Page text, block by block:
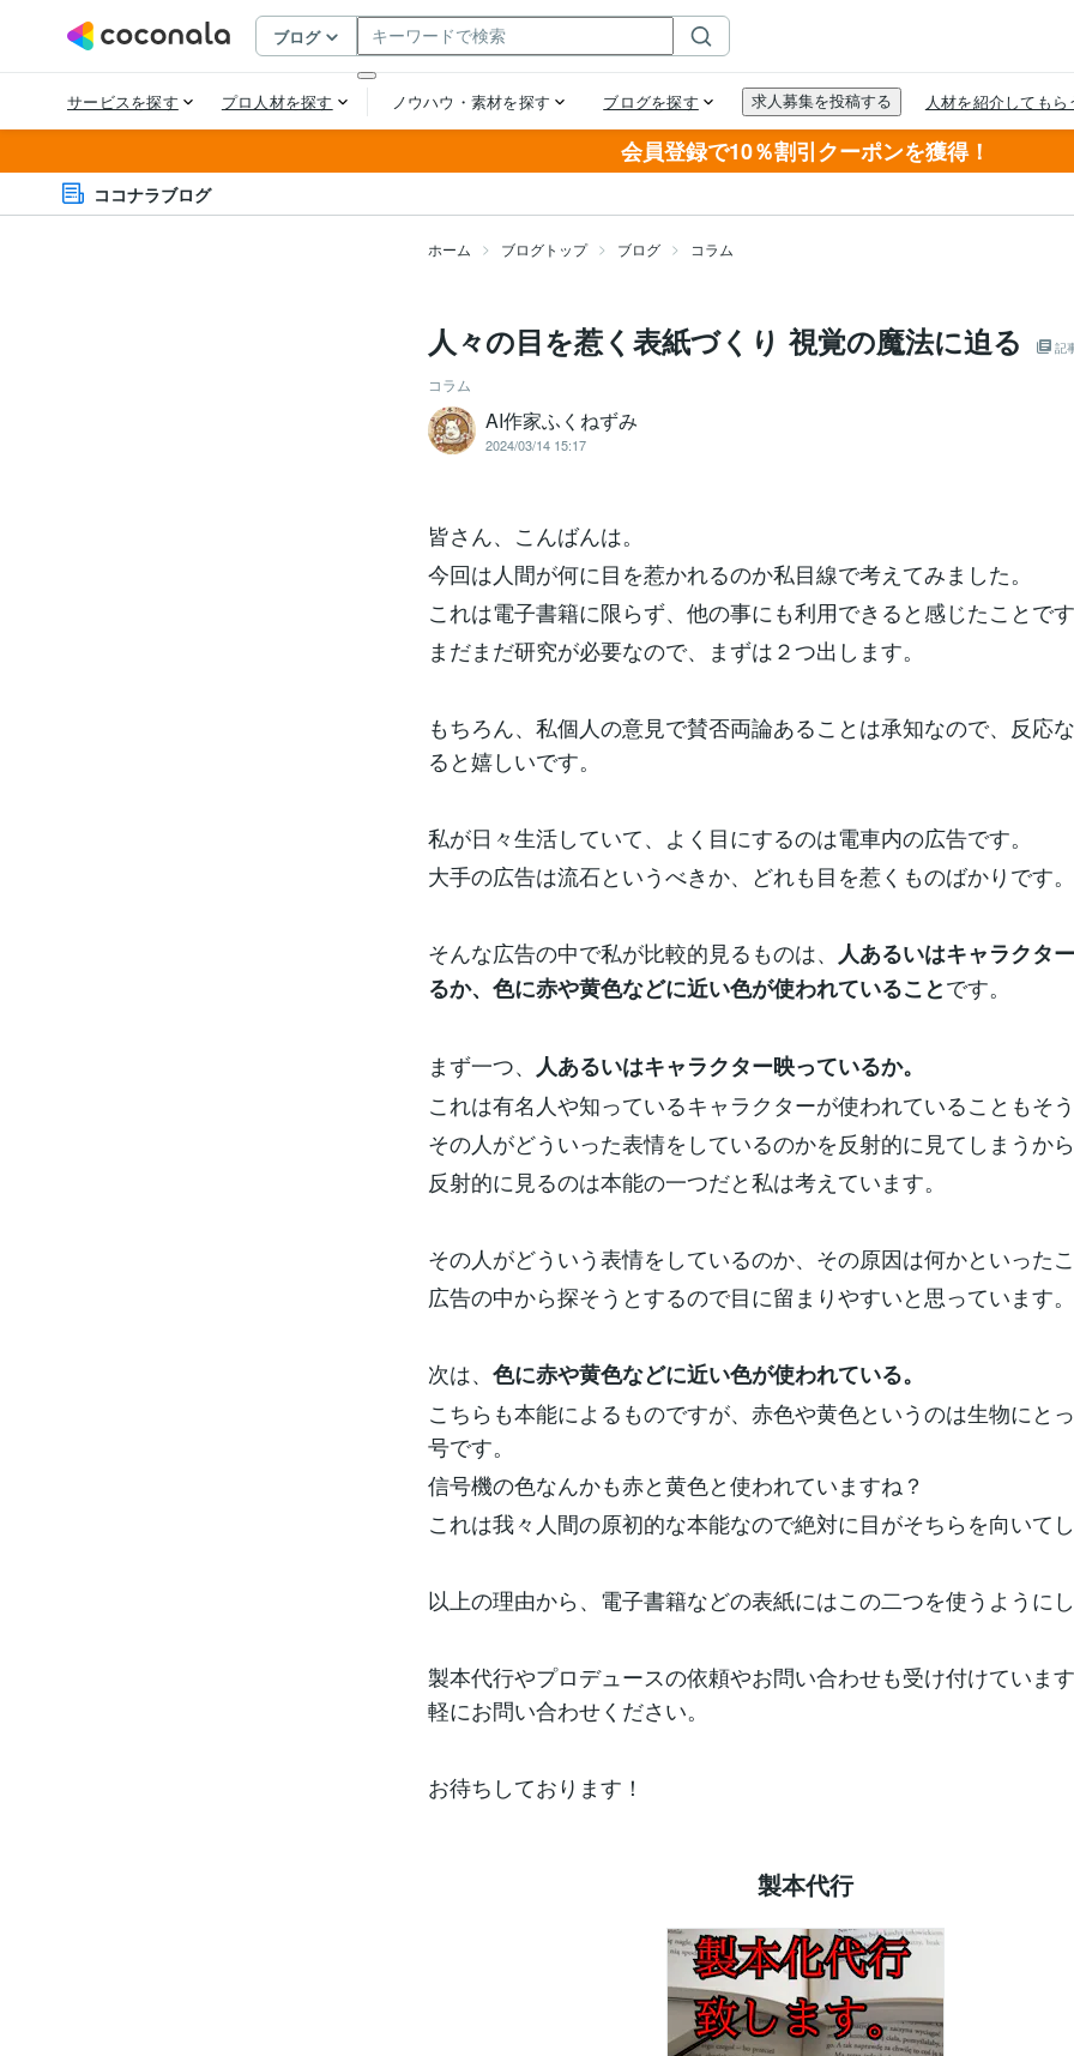
会員登録で10％割引クーポンを獲得！
ココナラブログ
ホーム ブログトップ ブログ コラム
人々の目を惹く表紙づくり 視覚の魔法に迫る 記
コラム
AI作家ふくねずみ
2024/03/14 15:17
皆さん、こんばんは。
今回は人間が何に目を惹かれるのか私目線で考えてみました。
これは電子書籍に限らず、他の事にも利用できると感じたことで
まだまだ研究が必要なので、まずは２つ出します。
もちろん、私個人の意見で賛否両論あることは承知なので、反応
ると嬉しいです。
私が日々生活していて、よく目にするのは電車内の広告です。
大手の広告は流石というべきか、どれも目を惹くものばかりです。
そんな広告の中で私が比較的見るものは、 人あるいはキャラクタ
るか、色に赤や黄色などに近い色が使われていることです。
まず一つ、 人あるいはキャラクター映っているか。
これは有名人や知っているキャラクターが使われていることもそ
その人がどういった表情をしているのかを反射的に見てしまうか
反射的に見るのは本能の一つだと私は考えています。
その人がどういう表情をしているのか、その原因は何かといった
広告の中から探そうとするので目に留まりやすいと思っています。
次は、 色に赤や黄色などに近い色が使われている。
こちらも本能によるものですが、赤色や黄色というのは生物にと
号です。
信号機の色なんかも赤と黄色と使われていますね？
これは我々人間の原初的な本能なので絶対に目がそちらを向いて
以上の理由から、電子書籍などの表紙にはこの二つを使うように
製本代行やプロデュースの依頼やお問い合わせも受け付けていま
軽にお問い合わせください。
お待ちしております！
製本代行